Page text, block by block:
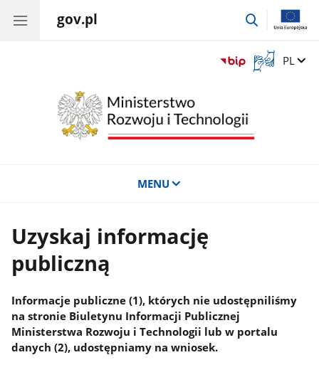
gov.pl
przejdź
Otwórz
okno
migowego
Zmień
PL
MENU
Uzyskaj informację
publiczną
Informacje publiczne (1), których nie udostępniliśmy
na stronie Biuletynu Informacji Publicznej
Ministerstwa Rozwoju i Technologii lub w portalu
danych (2), udostępniamy na wniosek.